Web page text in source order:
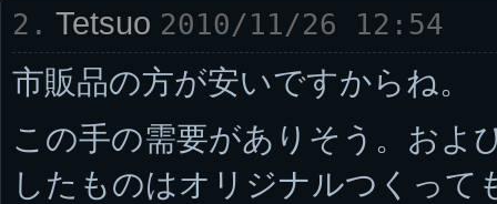
2. Tetsuo 2010/11/26 12:54
市販品の方が安いですからね。
この手の需要がありそう。およ
したものはオリジナルつくっ